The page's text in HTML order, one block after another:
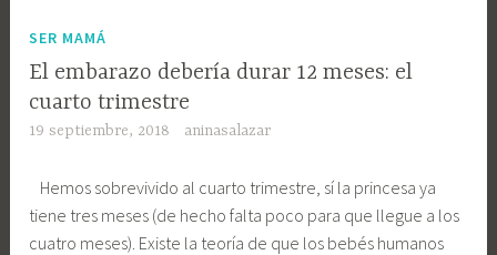
SER MAMÁ
El embarazo debería durar 12 meses: el
cuarto trimestre
19 septiembre, 2018 aninasalazar
Hemos sobrevivido al cuarto trimestre, sí la princesa ya
tiene tres meses (de hecho falta poco para que llegue a los
cuatro meses). Existe la teoría de que los bebés humanos